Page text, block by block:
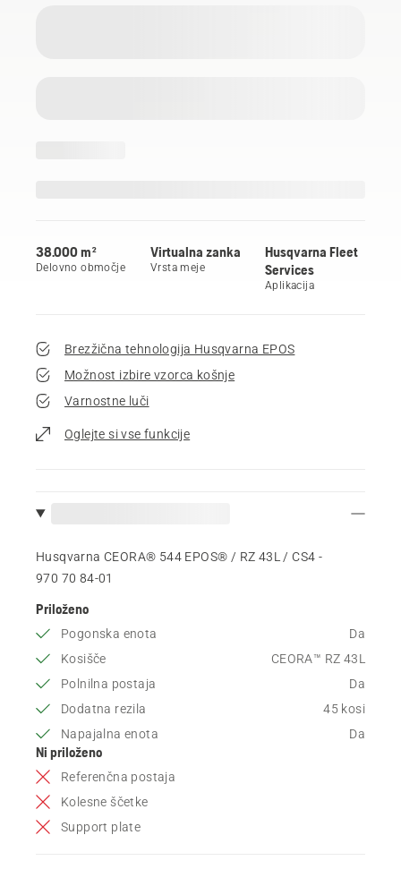
38.000 m²
Delovno območje
Virtualna zanka
Vrsta meje
Husqvarna Fleet
Services
Aplikacija
Brezžična tehnologija Husqvarna EPOS
Možnost izbire vzorca košnje
Varnostne luči
Oglejte si vse funkcije
Husqvarna CEORA® 544 EPOS® / RZ 43L / CS4 -
970 70 84‑01
Priloženo
Pogonska enota
Da
Kosišče
CEORA™ RZ 43L
Polnilna postaja
Da
Dodatna rezila
45 kosi
Napajalna enota
Da
Ni priloženo
Referenčna postaja
Kolesne ščetke
Support plate